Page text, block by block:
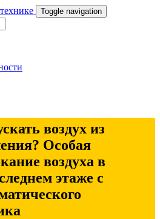
Toggle navigation
воздух из
Особая
воздуха в
этаже с